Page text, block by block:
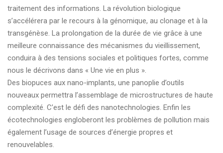
traitement des informations. La révolution biologique
s’accélérera par le recours à la génomique, au clonage et à la
transgénèse. La prolongation de la durée de vie grâce à une
meilleure connaissance des mécanismes du vieillissement,
conduira à des tensions sociales et politiques fortes, comme
nous le décrivons dans « Une vie en plus ».
Des biopuces aux nano-implants, une panoplie d’outils
nouveaux permettra l’assemblage de microstructures de haute
complexité. C’est le défi des nanotechnologies. Enfin les
écotechnologies engloberont les problèmes de pollution mais
également l’usage de sources d’énergie propres et
renouvelables.